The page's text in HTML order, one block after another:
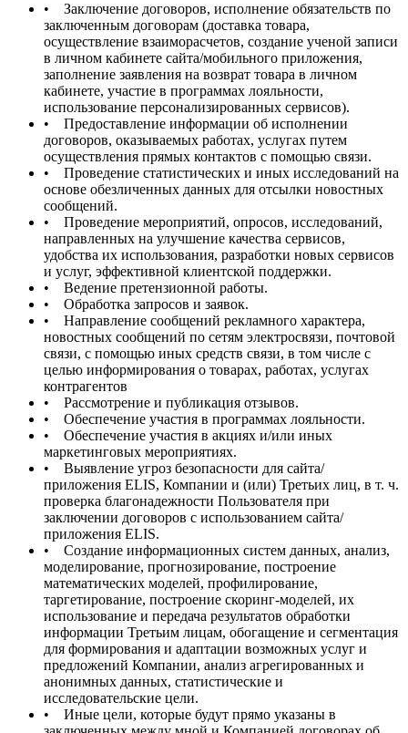
• Заключение договоров, исполнение обязательств по
заключенным договорам (доставка товара,
осуществление взаиморасчетов, создание ученой записи
в личном кабинете сайта/мобильного приложения,
заполнение заявления на возврат товара в личном
кабинете, участие в программах лояльности,
использование персонализированных сервисов).
• Предоставление информации об исполнении
договоров, оказываемых работах, услугах путем
осуществления прямых контактов с помощью связи.
• Проведение статистических и иных исследований на
основе обезличенных данных для отсылки новостных
сообщений.
• Проведение мероприятий, опросов, исследований,
направленных на улучшение качества сервисов,
удобства их использования, разработки новых сервисов
и услуг, эффективной клиентской поддержки.
• Ведение претензионной работы.
• Обработка запросов и заявок.
• Направление сообщений рекламного характера,
новостных сообщений по сетям электросвязи, почтовой
связи, с помощью иных средств связи, в том числе с
целью информирования о товарах, работах, услугах
контрагентов
• Рассмотрение и публикация отзывов.
• Обеспечение участия в программах лояльности.
• Обеспечение участия в акциях и/или иных
маркетинговых мероприятиях.
• Выявление угроз безопасности для сайта/
приложения ELIS, Компании и (или) Третьих лиц, в т. ч.
проверка благонадежности Пользователя при
заключении договоров с использованием сайта/
приложения ELIS.
• Создание информационных систем данных, анализ,
моделирование, прогнозирование, построение
математических моделей, профилирование,
таргетирование, построение скоринг-моделей, их
использование и передача результатов обработки
информации Третьим лицам, обогащение и сегментация
для формирования и адаптации возможных услуг и
предложений Компании, анализ агрегированных и
анонимных данных, статистические и
исследовательские цели.
• Иные цели, которые будут прямо указаны в